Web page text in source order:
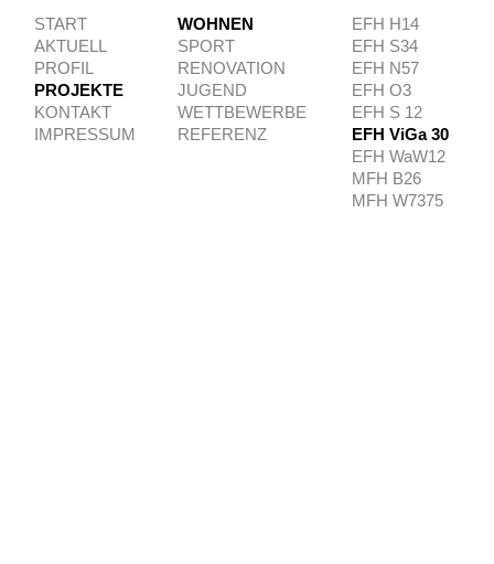
START
AKTUELL
PROFIL
PROJEKTE
KONTAKT
IMPRESSUM
EFH H14
EFH S34
EFH N57
EFH O3
EFH S 12
EFH ViGa 30
EFH WaW12
MFH B26
MFH W7375
WOHNEN
SPORT
RENOVATION
JUGEND
WETTBEWERBE
REFERENZ